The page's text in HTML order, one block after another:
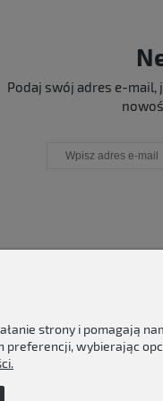
Podaj swój adres e-
strony i pomagają
wybierając